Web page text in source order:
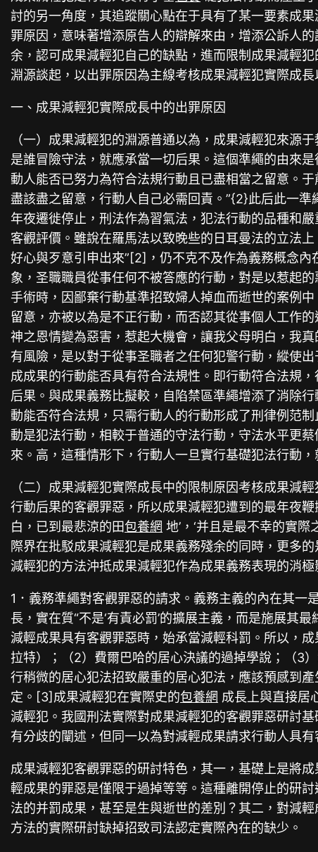
討的另一角度，其追蹤關心點在于具有了某一要素成
罪原因，意味著增添原告人的辯解來由，增添公訴人
余，認可成果減輕犯自己的缺點，進而限制成果減輕
淵源談起，以出罪原因為主線考核成果減輕犯實際成
一、成果減輕犯實際成長中的出罪原因
（一）成果減輕犯的淵源普通以為，成果減輕犯來源于
是誰冒險守法，就應承當一切后果。這個準繩的由來
動人能否已努力為符合法規行動且已盡相當之留意。
盡該盡之留意，行動人自己必需回責。”{2}此后此一
年夜遷徙停止，刑法作為習氣法，犯法行動的品種和
客觀評價。雖說在羅馬法以致晚些的日耳曼法的立法
好心與歹意引申出來”[2]，仍不克不及作為義務概念
象，圣職職員從事任何不被答應的行動，對是以惹起
手術時，因鄙棄行動基準招致婦人掉血而逝世的案例
留意，亦被以為是不正行動，而否認其從事個人工作
神之恩情變為惡害，惹起大機會，讓我父母明白，我
有風險，是以對于從事圣職者之任何犯警行動，縱使
成成果的行動能否具有符合法規性。即行動符合法規
后果。與成果義務比擬較，自陷禁區準繩增添了消除
動能否符合法規，只需行動人的行動形成了刑律例范
動是犯法行動，相較于普通的守法行動，守法水平更
來。高，這種情形下，行動人一旦實行基礎犯法行動
（二）成果減輕犯實際成長中的限制原因考核成果減
行動后果的客觀罪惡，所以成果減輕犯遭到的最年夜
白，已到最悲涼的田包養網 地’，‘并且是最不幸的實
際界在批駁成果減輕犯是成果義務殘余的同時，更多
減輕犯的方法沖抵成果減輕犯作為成果義務表現的消
1．義務準繩對客觀罪惡的請求。義務主義的內在其
長，實在質“不是‘有責必罰’的擴展主義，而是施展其
減輕成果具有客觀罪惡時，始承當減輕科罰。所以，
拉特）；（2）費爾巴哈的居心決議的過掉學說；（3
行稍微的居心犯法招致嚴重的居心犯法，應該預感到
定。[3]成果減輕犯在實際史的包養網 成長上與直接居
減輕犯。我國刑法實際對成果減輕犯的客觀罪惡研討
有分歧的闡述，但同一以為對減輕成果請求行動人具
成果減輕犯客觀罪惡的研討特色，其一，基礎上是將
輕成果的罪惡是僅限于過掉等等。這種離開停止的研
法的并罰成果，甚至是生與逝世的差別？其二，對減
方法的實際研討缺掉招致司法認定實際內在的缺少。